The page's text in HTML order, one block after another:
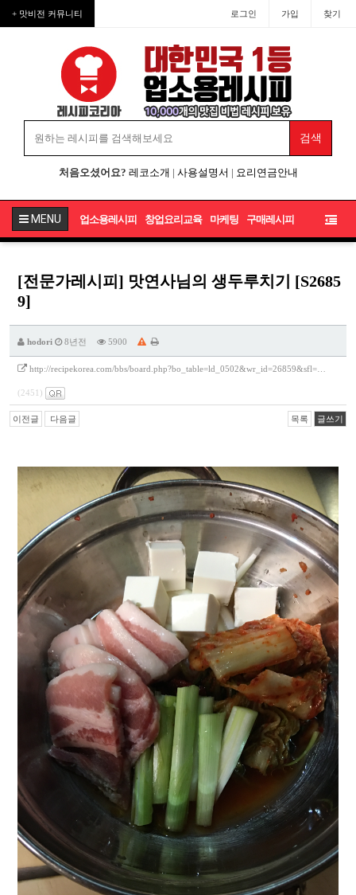
+ 맛비전 커뮤니티 로그인 가입 찾기
처음오셨어요? 레코소개 | 사용설명서 | 요리연금안내
MENU 업소용레시피 창업요리교육 마케팅 구매레시피
[전문가레시피] 맛연사님의 생두루치기 [S2685
9]
hodori 8년전 5900
http://recipekorea.com/bbs/board.php?bo_table=ld_0502&wr_id=26859&sfl=…
(2451)
이전글 다음글 목록 글쓰기